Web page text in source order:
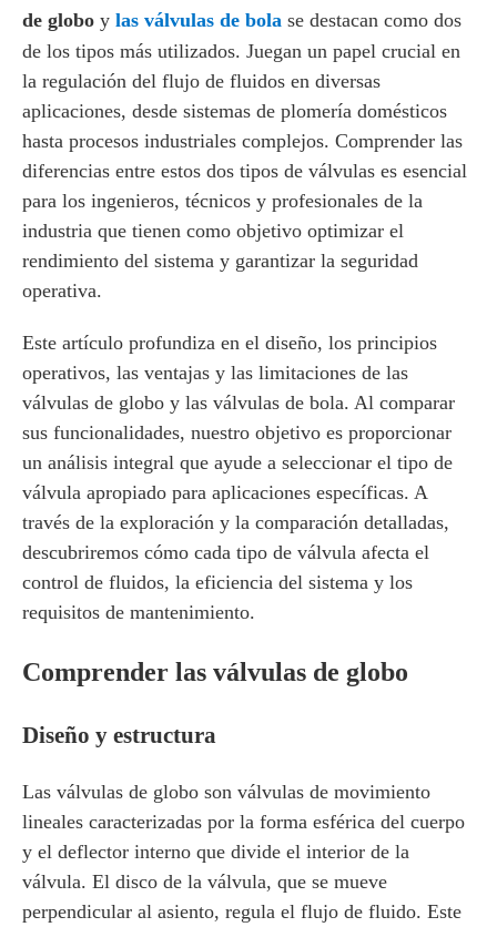
de globo y las válvulas de bola se destacan como dos
de los tipos más utilizados. Juegan un papel crucial en
la regulación del flujo de fluidos en diversas
aplicaciones, desde sistemas de plomería domésticos
hasta procesos industriales complejos. Comprender las
diferencias entre estos dos tipos de válvulas es esencial
para los ingenieros, técnicos y profesionales de la
industria que tienen como objetivo optimizar el
rendimiento del sistema y garantizar la seguridad
operativa.
Este artículo profundiza en el diseño, los principios
operativos, las ventajas y las limitaciones de las
válvulas de globo y las válvulas de bola. Al comparar
sus funcionalidades, nuestro objetivo es proporcionar
un análisis integral que ayude a seleccionar el tipo de
válvula apropiado para aplicaciones específicas. A
través de la exploración y la comparación detalladas,
descubriremos cómo cada tipo de válvula afecta el
control de fluidos, la eficiencia del sistema y los
requisitos de mantenimiento.
Comprender las válvulas de globo
Diseño y estructura
Las válvulas de globo son válvulas de movimiento
lineales caracterizadas por la forma esférica del cuerpo
y el deflector interno que divide el interior de la
válvula. El disco de la válvula, que se mueve
perpendicular al asiento, regula el flujo de fluido. Este